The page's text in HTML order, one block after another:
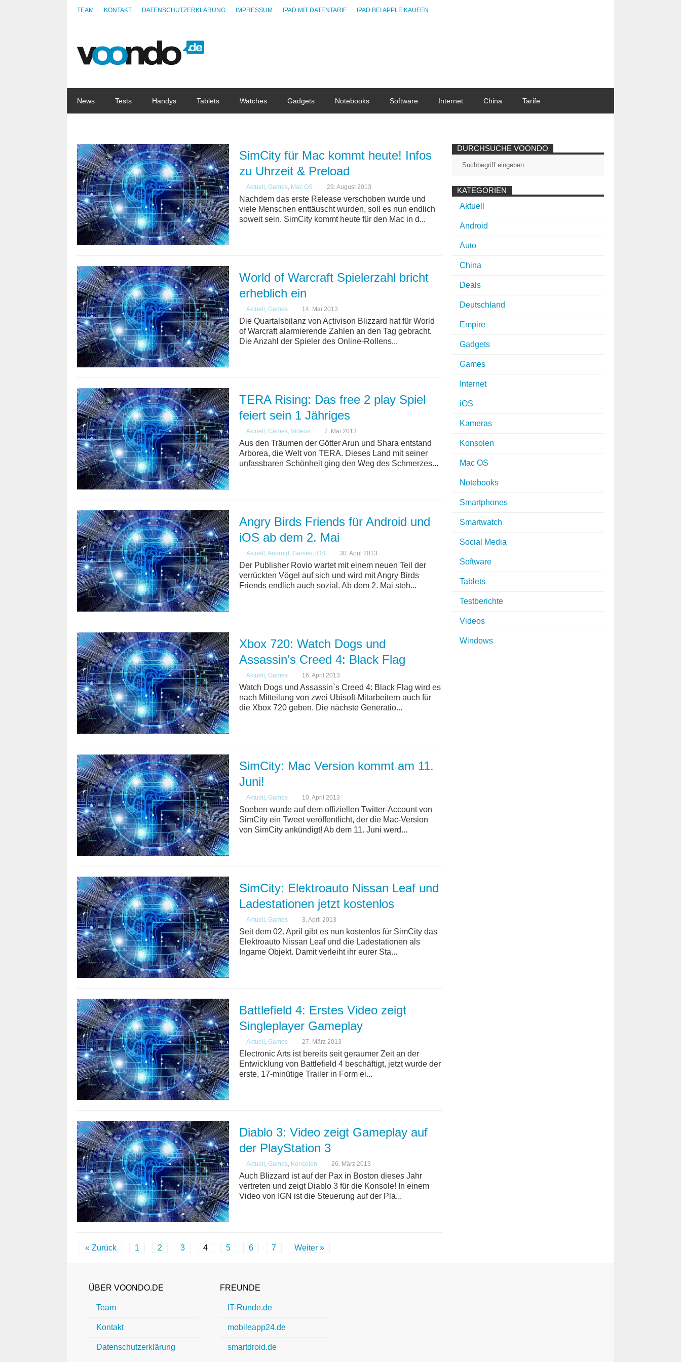
TEAM KONTAKT DATENSCHUTZERKLÄRUNG IMPRESSUM IPAD MIT DATENTARIF IPAD BEI APPLE KAUFEN
News Tests Handys Tablets Watches Gadgets Notebooks Software Internet China Tarife
SimCity für Mac kommt heute! Infos
zu Uhrzeit & Preload
Aktuell , Games, Mac OS 29. August 2013
Nachdem das erste Release verschoben wurde und
viele Menschen enttäuscht wurden, soll es nun endlich
soweit sein. SimCity kommt heute für den Mac in d...
World of Warcraft Spielerzahl bricht
erheblich ein
Aktuell , Games 14. Mai 2013
Die Quartalsbilanz von Activison Blizzard hat für World
of Warcraft alarmierende Zahlen an den Tag gebracht.
Die Anzahl der Spieler des Online-Rollens...
TERA Rising: Das free 2 play Spiel
feiert sein 1 Jähriges
Aktuell , Games, Videos 7. Mai 2013
Aus den Träumen der Götter Arun und Shara entstand
Arborea, die Welt von TERA. Dieses Land mit seiner
unfassbaren Schönheit ging den Weg des Schmerzes...
Angry Birds Friends für Android und
iOS ab dem 2. Mai
Aktuell ,Android , Games, iOS 30. April 2013
Der Publisher Rovio wartet mit einem neuen Teil der
verrückten Vögel auf sich und wird mit Angry Birds
Friends endlich auch sozial. Ab dem 2. Mai steh...
Xbox 720: Watch Dogs und
Assassin’s Creed 4: Black Flag
Aktuell , Games 16. April 2013
Watch Dogs und Assassin`s Creed 4: Black Flag wird es
nach Mitteilung von zwei Ubisoft-Mitarbeitern auch für
die Xbox 720 geben. Die nächste Generatio...
SimCity: Mac Version kommt am 11.
Juni!
Aktuell , Games 10. April 2013
Soeben wurde auf dem offiziellen Twitter-Account von
SimCity ein Tweet veröffentlicht, der die Mac-Version
von SimCity ankündigt! Ab dem 11. Juni werd...
SimCity: Elektroauto Nissan Leaf und
Ladestationen jetzt kostenlos
Aktuell , Games 3. April 2013
Seit dem 02. April gibt es nun kostenlos für SimCity das
Elektroauto Nissan Leaf und die Ladestationen als
Ingame Objekt. Damit verleiht ihr eurer Sta...
Battlefield 4: Erstes Video zeigt
Singleplayer Gameplay
Aktuell , Games 27. März 2013
Electronic Arts ist bereits seit geraumer Zeit an der
Entwicklung von Battlefield 4 beschäftigt, jetzt wurde der
erste, 17-minütige Trailer in Form ei...
Diablo 3: Video zeigt Gameplay auf
der PlayStation 3
Aktuell , Games, Konsolen 26. März 2013
Auch Blizzard ist auf der Pax in Boston dieses Jahr
vertreten und zeigt Diablo 3 für die Konsole! In einem
Video von IGN ist die Steuerung auf der Pla...
« Zurück 1 2 3 4 5 6 7 Weiter »
DURCHSUCHE VOONDO
KATEGORIEN
Aktuell
Android
Auto
China
Deals
Deutschland
Empire
Gadgets
Games
Internet
iOS
Kameras
Konsolen
Mac OS
Notebooks
Smartphones
Smartwatch
Social Media
Software
Tablets
Testberichte
Videos
Windows
ÜBER VOONDO.DE
Team
Kontakt
Datenschutzerklärung
FREUNDE
IT-Runde.de
mobileapp24.de
smartdroid.de